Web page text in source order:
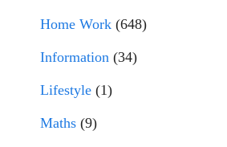
Home Work (648)
Information (34)
Lifestyle (1)
Maths (9)